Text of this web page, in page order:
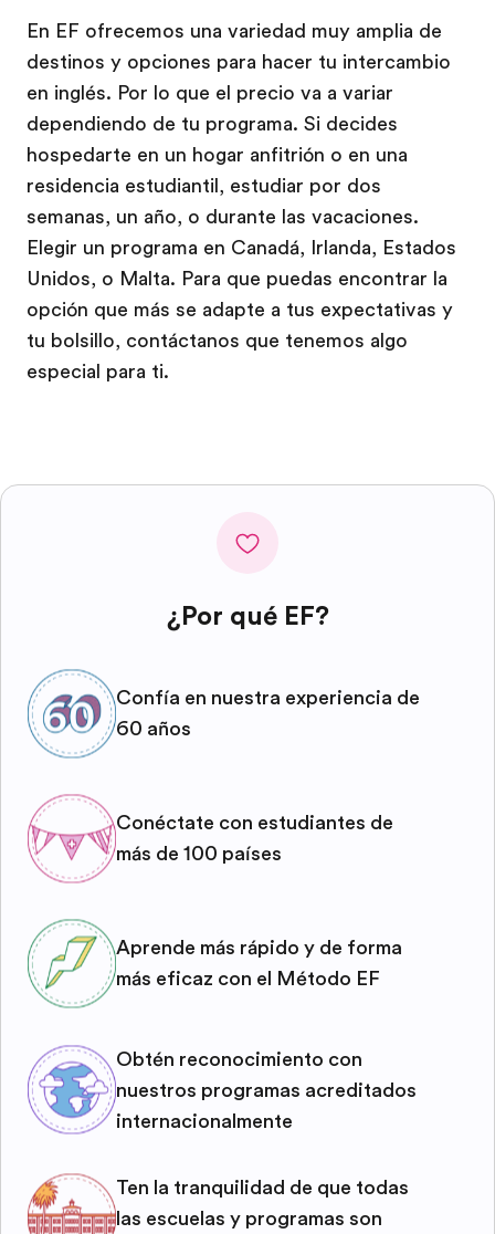
En EF ofrecemos una variedad muy amplia de
destinos y opciones para hacer tu intercambio
en inglés. Por lo que el precio va a variar
dependiendo de tu programa. Si decides
hospedarte en un hogar anfitrión o en una
residencia estudiantil, estudiar por dos
semanas, un año, o durante las vacaciones.
Elegir un programa en Canadá, Irlanda, Estados
Unidos, o Malta. Para que puedas encontrar la
opción que más se adapte a tus expectativas y
tu bolsillo, contáctanos que tenemos algo
especial para ti.
¿Por qué EF?
Confía en nuestra experiencia de
60 años
Conéctate con estudiantes de
más de 100 países
Aprende más rápido y de forma
más eficaz con el Método EF
Obtén reconocimiento con
nuestros programas acreditados
internacionalmente
Ten la tranquilidad de que todas
las escuelas y programas son